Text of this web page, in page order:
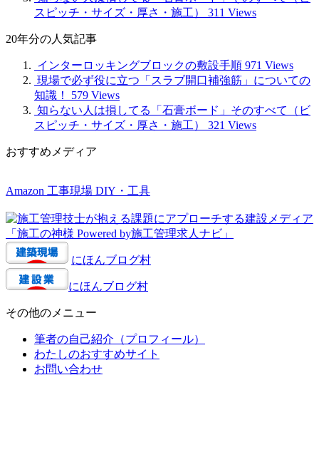
スピッチ・サイズ・厚さ・施工）
311 Views
20年分の人気記事
インターロッキングブロックの敷設手順 971 Views
現場で必ず役に立つ「スラブ開口補強筋」についての
知識！
579 Views
知らない人は損してる「石膏ボード」そのすべて（ビ
スピッチ・サイズ・厚さ・施工）
321 Views
おすすめメディア
Amazon 工事現場 DIY・工具
にほんブログ村
にほんブログ村
その他のメニュー
筆者の自己紹介（プロフィール）
わたしのおすすめサイト
お問い合わせ